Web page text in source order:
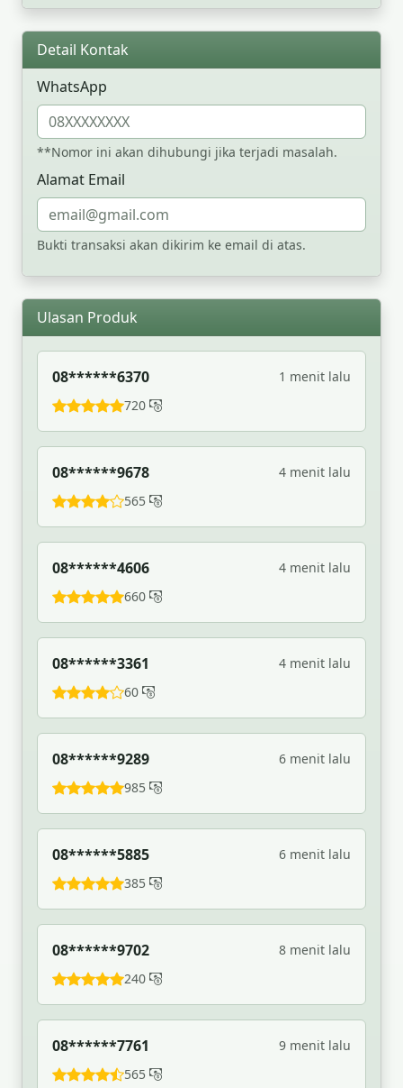
Detail Kontak
WhatsApp
**Nomor ini akan dihubungi jika terjadi masalah.
Alamat Email
Bukti transaksi akan dikirim ke email di atas.
Ulasan Produk
08******6370
1 menit lalu
720
08******9678
4 menit lalu
565
08******4606
4 menit lalu
660
08******3361
4 menit lalu
60
08******9289
6 menit lalu
985
08******5885
6 menit lalu
385
08******9702
8 menit lalu
240
08******7761
9 menit lalu
565